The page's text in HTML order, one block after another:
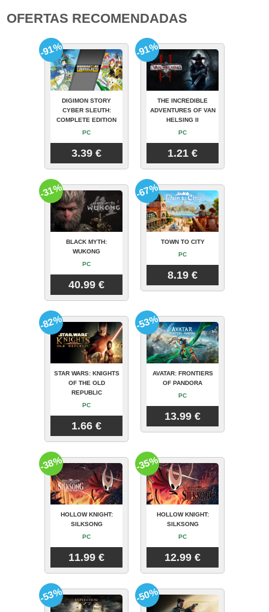
OFERTAS RECOMENDADAS
DIGIMON STORY
CYBER SLEUTH:
COMPLETE EDITION
PC
3.39 €
-91%
THE INCREDIBLE
ADVENTURES OF VAN
HELSING II
PC
1.21 €
-91%
BLACK MYTH:
WUKONG
PC
40.99 €
-31%
TOWN TO CITY
PC
8.19 €
-67%
STAR WARS: KNIGHTS
OF THE OLD
REPUBLIC
PC
1.66 €
-82%
AVATAR: FRONTIERS
OF PANDORA
PC
13.99 €
-53%
HOLLOW KNIGHT:
SILKSONG
PC
11.99 €
-38%
HOLLOW KNIGHT:
SILKSONG
PC
12.99 €
-35%
-53% -50%